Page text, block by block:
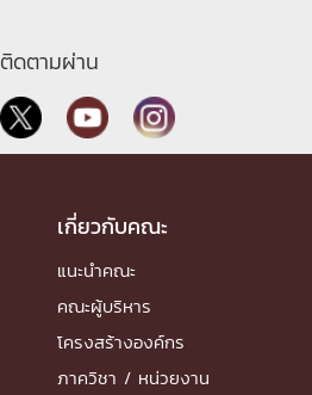
ติดตามผ่าน
เกี่ยวกับคณะ
แนะนำคณะ
คณะผู้บริหาร
โครงสร้างองค์กร
ภาควิชา / หน่วยงาน